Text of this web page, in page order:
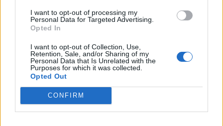
I want to opt-out of processing my
Personal Data for Targeted Advertising.
Opted In
I want to opt-out of Collection, Use,
Retention, Sale, and/or Sharing of my
Personal Data that Is Unrelated with the
Purposes for which it was collected.
Opted Out
CONFIRM
υλικά που δεν κολλούν στο σώμα.
Να επαναχρησιμοποιούν πετσέτες,
κορδέλες, καπέλα και λοιπό εξοπλισμό μετά
από καλό πλύσιμο.
Να αλλάζουν τακτικά τα σεντόνια και τις
μαξιλαροθήκες τους.
Να συμβουλεύονται τον δερματολόγο τους
για τυχόν τροποποίηση της αγωγής κατά